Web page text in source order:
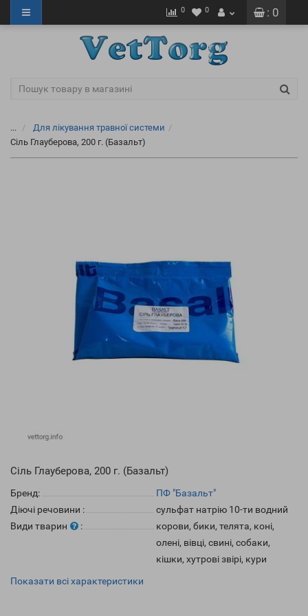
: 0
0 0
...
Для лікування травної системи
Сіль Глауберова, 200 г. (Базальт)
Сіль Глауберова, 200 г. (Базальт)
Бренд:
ПФ "Базальт"
Діючі речовини :
сульфат натрію 10-ти водний
Види тварин
:
корови, бики, телята, коні,
олені, вівці, свині, собаки,
кішки, хутрові звірі, кури
Показати всі характеристики